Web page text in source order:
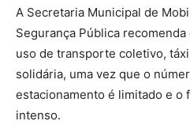
A Secretaria Municipal de
Segurança Pública
uso de transporte coletivo,
solidária, uma vez que o
estacionamento é limitado e o
intenso.